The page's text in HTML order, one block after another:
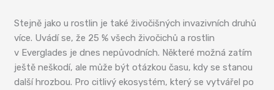
Stejně jako u rostlin je také živočišných invazivních druhů
více. Uvádí se, že 25 % všech živočichů a rostlin
v Everglades je dnes nepůvodních. Některé možná zatím
ještě neškodí, ale může být otázkou času, kdy se stanou
další hrozbou. Pro citlivý ekosystém, který se vytvářel po